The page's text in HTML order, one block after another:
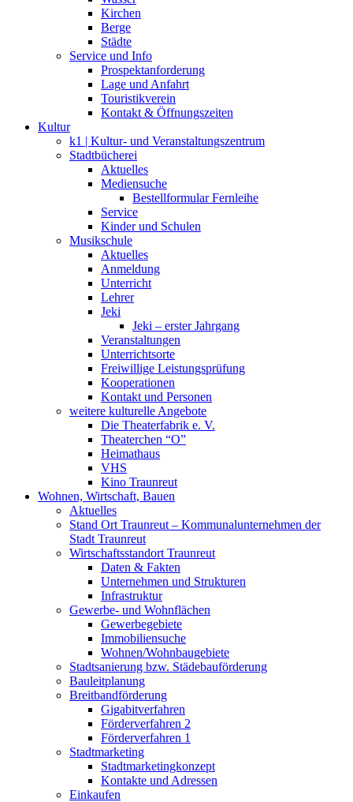
Kirchen
Berge
Städte
Service und Info
Prospektanforderung
Lage und Anfahrt
Touristikverein
Kontakt & Öffnungszeiten
Kultur
k1 | Kultur- und Veranstaltungszentrum
Stadtbücherei
Aktuelles
Mediensuche
Bestellformular Fernleihe
Service
Kinder und Schulen
Musikschule
Aktuelles
Anmeldung
Unterricht
Lehrer
Jeki
Jeki – erster Jahrgang
Veranstaltungen
Unterrichtsorte
Freiwillige Leistungsprüfung
Kooperationen
Kontakt und Personen
weitere kulturelle Angebote
Die Theaterfabrik e. V.
Theaterchen “O”
Heimathaus
VHS
Kino Traunreut
Wohnen, Wirtschaft, Bauen
Aktuelles
Stand Ort Traunreut – Kommunalunternehmen der
Stadt Traunreut
Wirtschaftsstandort Traunreut
Daten & Fakten
Unternehmen und Strukturen
Infrastruktur
Gewerbe- und Wohnflächen
Gewerbegebiete
Immobiliensuche
Wohnen/Wohnbaugebiete
Stadtsanierung bzw. Städebauförderung
Bauleitplanung
Breitbandförderung
Gigabitverfahren
Förderverfahren 2
Förderverfahren 1
Stadtmarketing
Stadtmarketingkonzept
Kontakte und Adressen
Einkaufen